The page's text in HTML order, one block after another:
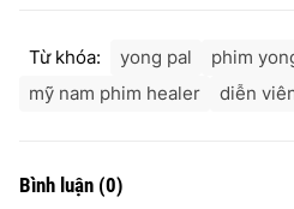
Giấy phép hoạt động báo in và
Từ khóa: yong pal phim
mỹ nam phim healer
diễn
Bình luận (0)